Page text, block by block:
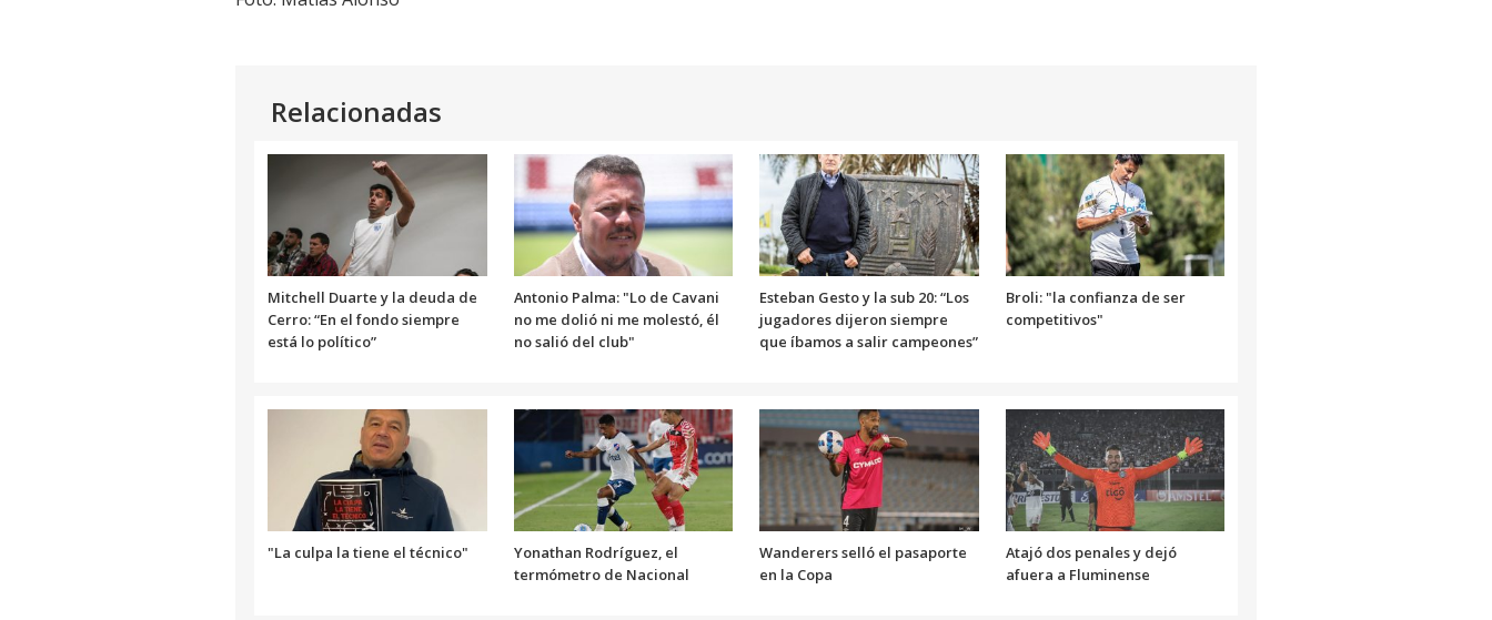
disminuir
el
volumen.
Relacionadas
Mitchell Duarte y la deuda de
Cerro: “En el fondo siempre
está lo político”
Antonio Palma: "Lo de Cavani
no me dolió ni me molestó, él
no salió del club"
Esteban Gesto y la sub 20: “Los
jugadores dijeron siempre
que íbamos a salir campeones”
Broli: "la confianza de ser
competitivos"
"La culpa la tiene el técnico"
Yonathan Rodríguez, el
termómetro de Nacional
Wanderers selló el pasaporte
en la Copa
Atajó dos penales y dejó
afuera a Fluminense